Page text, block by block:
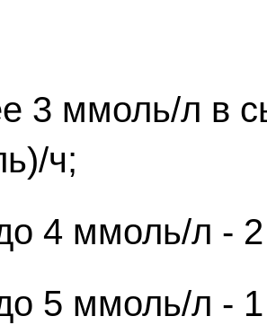
3 ммоль/л в
ч;
4 ммоль/л -
5 ммоль/л -